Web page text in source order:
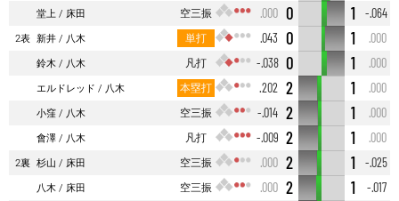
堂上
床田 空三振 .000 0 1
-.064
2表 新井 八木 単打 .043 0 1
.000
鈴木
八木 凡打 -.038 0 1
.000
エルドレッド
八木 本塁打 .202 2 1
.000
小窪
八木 空三振 -.014 2 1
.000
會澤
八木 凡打 -.009 2 1
.000
2裏 杉山 床田 空三振 .000 2 1
-.025
八木
床田 空三振 .000 2 1
-.017